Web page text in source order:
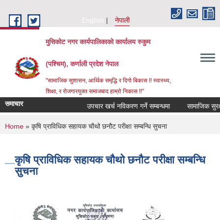
English
नेपाली
मुसिकोट नगर कार्यपालिकाको कार्यालय रुकुम
(पश्चिम), कर्णाली प्रदेश नेपाल
"सामाजिक सुशासन, आर्थिक समृद्धि र दिगो बिकास !! स्वास्थ्य,
शिक्षा, र रोजगारयुक्त समाजबाद हाम्रो निकास !!"
समाचार उपचार खर्च नविकरण गर्ने सम्बन्धमा
You are here
Home » कृषि प्राविधिक सहायक चौथो छनौट परीक्षा सम्बन्धि सुचना
कृषि प्राविधिक सहायक चौथो छनौट परीक्षा सम्बन्धि
सुचना